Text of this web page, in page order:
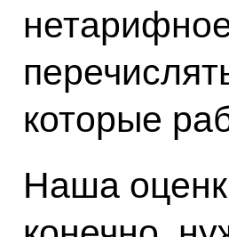
которые
Наша